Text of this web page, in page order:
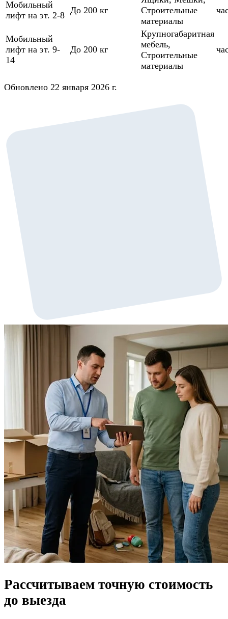
Мобильный
лифт на эт. 2-8
До 200 кг
Строительные
материалы
Мобильный
лифт на эт. 9-
14
До 200 кг
Крупногабаритная
мебель,
Строительные
материалы
Обновлено 22 января 2026 г.
Рассчитываем точную стоимость
до выезда